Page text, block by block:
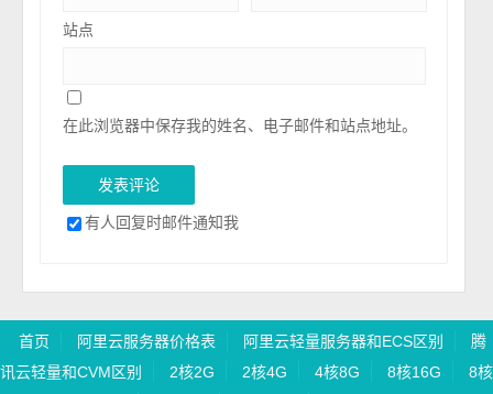
站点
在此浏览器中保存我的姓名、电子邮件和站点地址。
有人回复时邮件通知我
首页 阿里云服务器价格表 阿里云轻量服务器和ECS区别
腾
讯云轻量和CVM区别
2核2G 2核4G 4核8G 8核16G
8核